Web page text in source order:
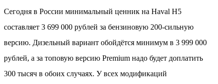
Сегодня в России минимальный ценник на Haval H5
составляет 3 699 000 рублей за бензиновую 200-сильную
версию. Дизельный вариант обойдётся минимум в 3 999 000
рублей, а за топовую версию Premium надо будет доплатить
300 тысяч в обоих случаях. У всех модификаций